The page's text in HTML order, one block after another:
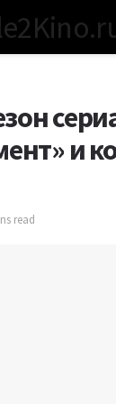
и
read